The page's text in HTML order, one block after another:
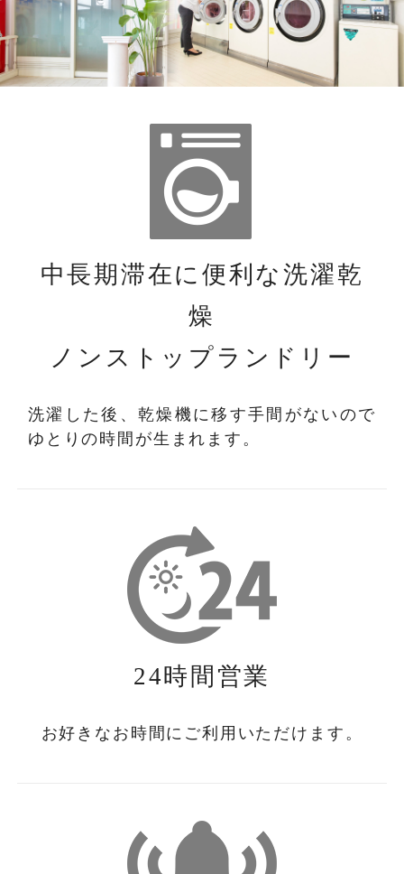
中長期滞在に便利な洗濯乾
燥
ノンストップランドリー
洗濯した後、乾燥機に移す手間がないので
ゆとりの時間が生まれます。
24時間営業
お好きなお時間にご利用いただけます。